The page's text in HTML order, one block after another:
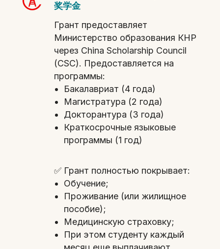
奖学金
Грант предоставляет
Министерство образования КНР
через China Scholarship Council
(CSC). Предоставляется на
программы:
Бакалавриат (4 года)
Магистратура (2 года)
Докторантура (3 года)
Краткосрочные языковые
программы (1 год)
✅ Грант полностью покрывает:
Обучение;
Проживание (или жилищное
пособие);
Медицинскую страховку;
При этом студенту каждый